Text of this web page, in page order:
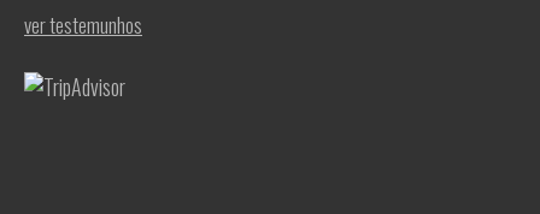
ver testemunhos